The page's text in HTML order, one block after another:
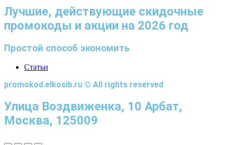
Лучшие, действующие скидочные
промокоды и акции на 2026 год
Простой способ экономить
Статьи
promokod.elkosib.ru © All rights reserved
Улица Воздвиженка, 10 Арбат,
Москва, 125009